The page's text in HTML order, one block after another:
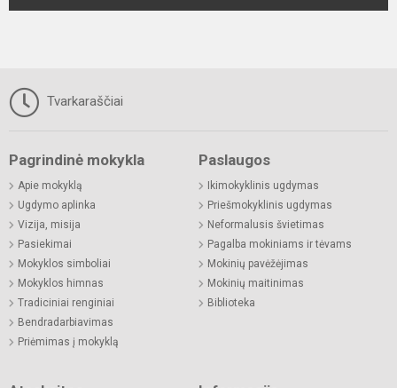
Tvarkaraščiai
Pagrindinė mokykla
Apie mokyklą
Ugdymo aplinka
Vizija, misija
Pasiekimai
Mokyklos simboliai
Mokyklos himnas
Tradiciniai renginiai
Bendradarbiavimas
Priėmimas į mokyklą
Paslaugos
Ikimokyklinis ugdymas
Priešmokyklinis ugdymas
Neformalusis švietimas
Pagalba mokiniams ir tėvams
Mokinių pavėžėjimas
Mokinių maitinimas
Biblioteka